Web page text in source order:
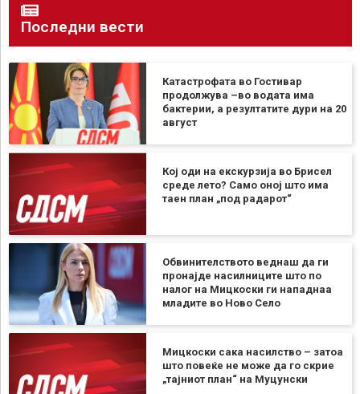
Последни вести
Катастрофата во Гостивар
продолжува –во водата има
бактерии, а резултатите дури на 20
август
Кој оди на екскурзија во Брисел
среде лето? Само оној што има
таен план „под радарот“
Обвинителството веднаш да ги
пронајде насилниците што по
налог на Мицкоски ги нападнаа
младите во Ново Село
Мицкоски сака насилство – затоа
што повеќе не може да го скрие
„тајниот план“ на Муцунски